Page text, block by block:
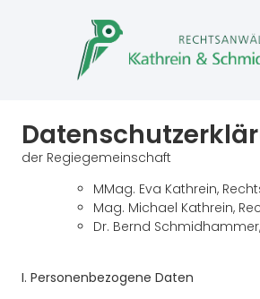
der Regiegemeinschaft
MMag. Eva Kathrein,
Mag. Michael Kathrein,
Dr. Bernd
I. Personenbezogene Daten